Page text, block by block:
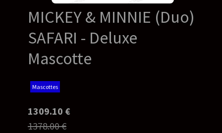
MICKEY & MINNIE (Duo)
SAFARI - Deluxe
Mascotte
Mascottes
1309.10 €
1378.00 €